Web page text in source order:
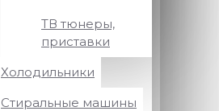
ТВ тюнеры,
приставки
Холодильники
Стиральные машины